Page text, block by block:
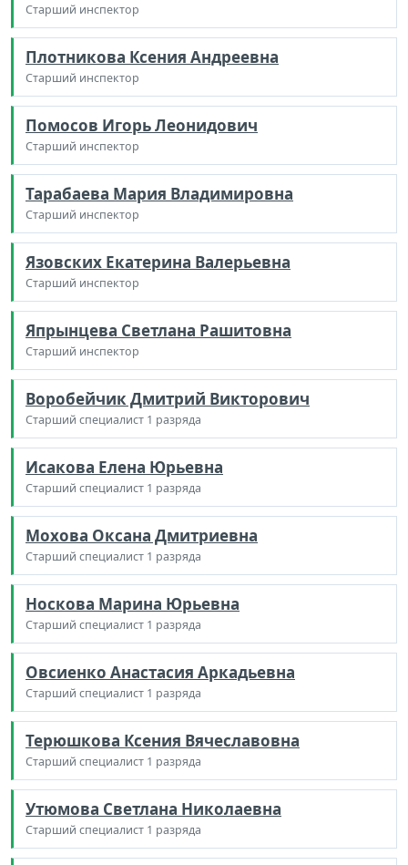
Старший инспектор
Плотникова Ксения Андреевна
Старший инспектор
Помосов Игорь Леонидович
Старший инспектор
Тарабаева Мария Владимировна
Старший инспектор
Язовских Екатерина Валерьевна
Старший инспектор
Япрынцева Светлана Рашитовна
Старший инспектор
Воробейчик Дмитрий Викторович
Старший специалист 1 разряда
Исакова Елена Юрьевна
Старший специалист 1 разряда
Мохова Оксана Дмитриевна
Старший специалист 1 разряда
Носкова Марина Юрьевна
Старший специалист 1 разряда
Овсиенко Анастасия Аркадьевна
Старший специалист 1 разряда
Терюшкова Ксения Вячеславовна
Старший специалист 1 разряда
Утюмова Светлана Николаевна
Старший специалист 1 разряда